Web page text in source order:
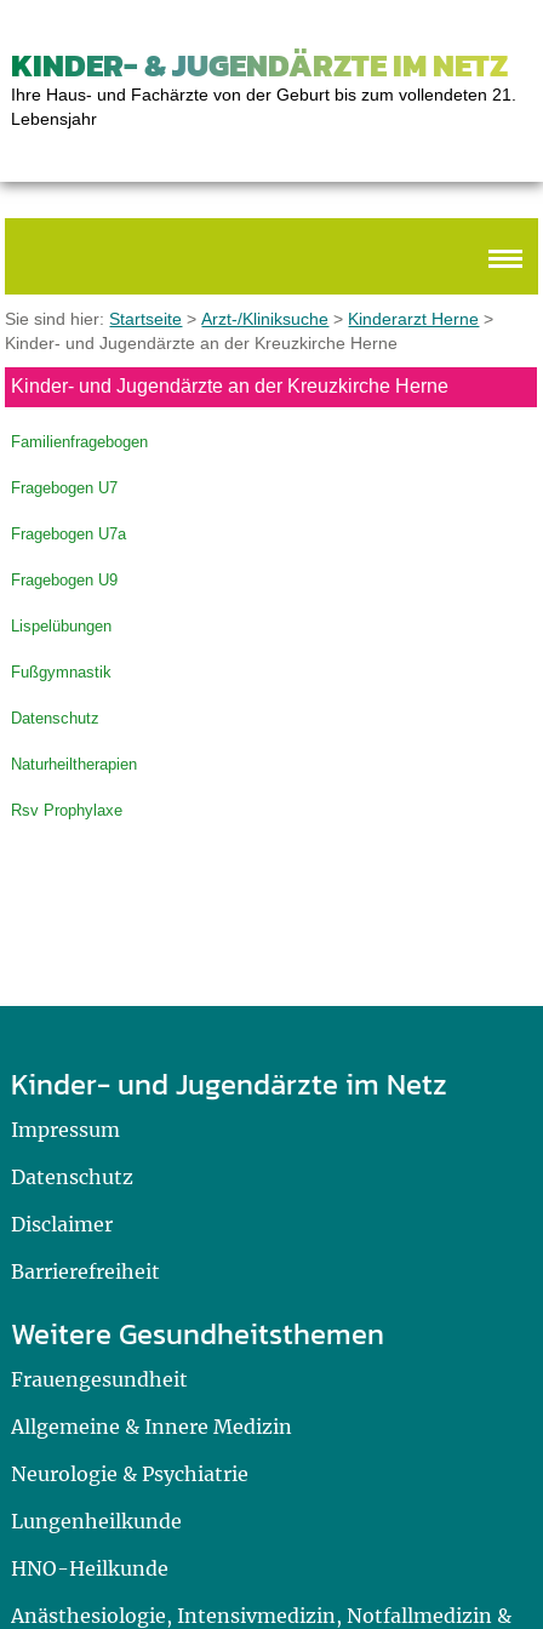
KINDER- & JUGENDÄRZTE IM NETZ
Ihre Haus- und Fachärzte von der Geburt bis zum vollendeten 21.
Lebensjahr
Sie sind hier:Startseite >Arzt-/Kliniksuche > Kinderarzt Herne >
Kinder- und Jugendärzte an der Kreuzkirche Herne
Kinder- und Jugendärzte an der Kreuzkirche Herne
Familienfragebogen
Fragebogen U7
Fragebogen U7a
Fragebogen U9
Lispelübungen
Fußgymnastik
Datenschutz
Naturheiltherapien
Rsv Prophylaxe
Kinder- und Jugendärzte im Netz
Impressum
Datenschutz
Disclaimer
Barrierefreiheit
Weitere Gesundheitsthemen
Frauengesundheit
Allgemeine & Innere Medizin
Neurologie & Psychiatrie
Lungenheilkunde
HNO-Heilkunde
Anästhesiologie, Intensivmedizin, Notfallmedizin &